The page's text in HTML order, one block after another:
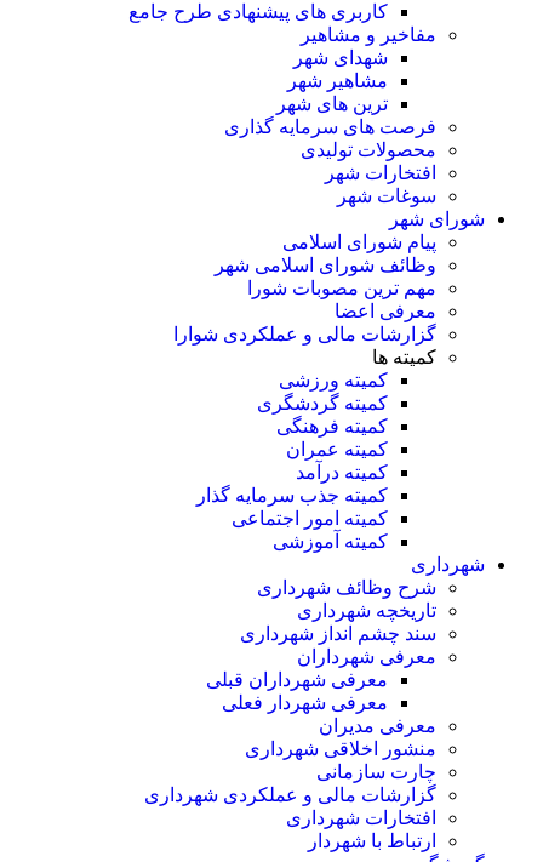
کاربری های پیشنهادی طرح جامع
مفاخیر و مشاهیر
شهدای شهر
مشاهیر شهر
ترین های شهر
فرصت های سرمایه گذاری
محصولات تولیدی
افتخارات شهر
سوغات شهر
شورای شهر
پیام شورای اسلامی
وظائف شورای اسلامی شهر
مهم ترین مصوبات شورا
معرفی اعضا
گزارشات مالی و عملکردی شوارا
کمیته ها
کمیته ورزشی
کمیته گردشگری
کمیته فرهنگی
کمیته عمران
کمیته درآمد
کمیته جذب سرمایه گذار
کمیته امور اجتماعی
کمیته آموزشی
شهرداری
شرح وظائف شهرداری
تاریخچه شهرداری
سند چشم انداز شهرداری
معرفی شهرداران
معرفی شهرداران قبلی
معرفی شهردار فعلی
معرفی مدیران
منشور اخلاقی شهرداری
چارت سازمانی
گزارشات مالی و عملکردی شهرداری
افتخارات شهرداری
ارتباط با شهردار